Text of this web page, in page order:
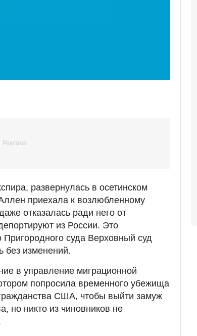
развернулась в осетинском
приехала к возлюбленному
отказалась ради него от
из России. Это
Пригородного суда Верховный суд
без изменений.
в управление миграционной
попросила временного убежища
США, чтобы выйти замуж
но никто из чиновников не